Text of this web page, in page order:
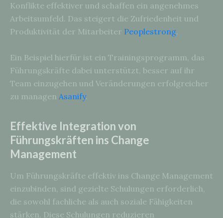
Konflikte effektiver und schaffen ein angenehmes
Arbeitsumfeld. Das steigert die Zufriedenheit und
Produktivität der Mitarbeiter Peoplestrong.
Ein Beispiel hierfür ist ein Trainingsprogramm, das
Führungskräfte dabei unterstützt, besser auf ihr
Team einzugehen und Veränderungen erfolgreicher
zu managen Asanify.
Effektive Integration von
Führungskräften ins Change
Management
Um Führungskräfte effektiv ins Change Management
einzubinden, sind gezielte Schulungen erforderlich,
die sowohl fachliche als auch soziale Fähigkeiten
stärken. Diese Schulungen reduzieren